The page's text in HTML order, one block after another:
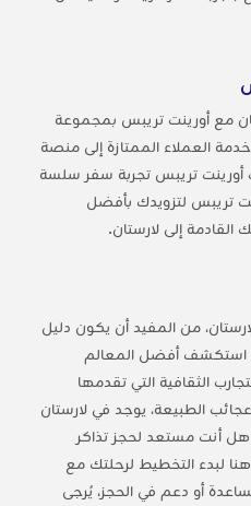
مع أورينت تريبس بمجموعة
العملاء الممتازة إلى منصة
تريبس تجربة سفر سلسة
تريبس لتزويدك بأفضل
القادمة إلى لارستان.
من المفيد أن يكون دليل
استكشف أفضل المعالم
الثقافية التي تقدمها
الطبيعة، يوجد في لارستان
أنت مستعد لحجز تذاكر
هنا لبدء التخطيط لرحلتك مع
أو دعم في الحجز، يُرجى